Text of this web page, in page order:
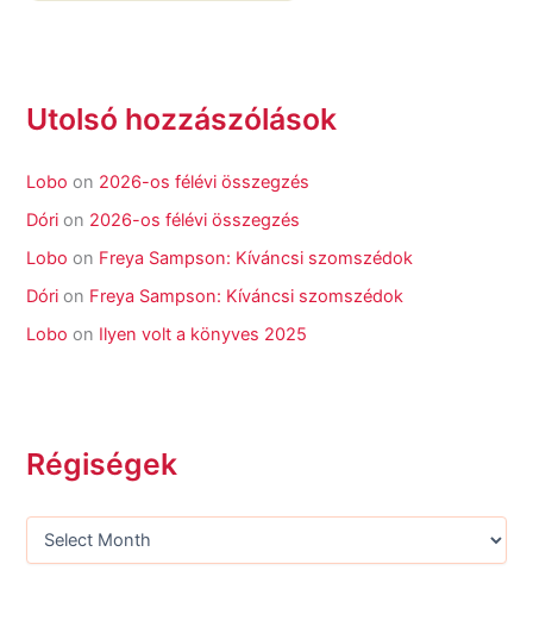
Utolsó hozzászólások
Lobo on 2026-os félévi összegzés
Dóri on 2026-os félévi összegzés
Lobo on Freya Sampson: Kíváncsi szomszédok
Dóri on Freya Sampson: Kíváncsi szomszédok
Lobo on Ilyen volt a könyves 2025
Régiségek